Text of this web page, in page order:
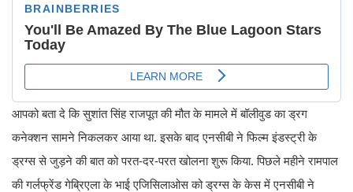
आपको बता दे कि सुशांत सिंह राजपूत की मौत के मामले में बॉलीवुड का ड्रग
कनेक्शन सामने निकलकर आया था. इसके बाद एनसीबी ने फिल्म इंडस्ट्री के
ड्रग्स से जुड़ने की बात को परत-दर-परत खोलना शुरू किया. पिछले महीने रामपाल
की गर्लफ्रेंड गेब्रिएला के भाई एजिसिलाओस को ड्रग्स के केस में एनसीबी ने